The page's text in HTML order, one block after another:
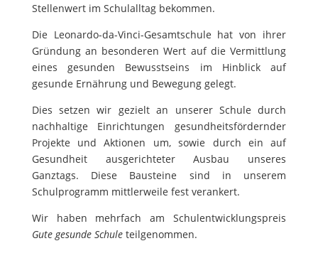
Stellenwert im Schulalltag bekommen.
Die Leonardo-da-Vinci-Gesamtschule hat von ihrer
Gründung an besonderen Wert auf die Vermittlung
eines gesunden Bewusstseins im Hinblick auf
gesunde Ernährung und Bewegung gelegt.
Dies setzen wir gezielt an unserer Schule durch
nachhaltige Einrichtungen gesundheitsfördernder
Projekte und Aktionen um, sowie durch ein auf
Gesundheit ausgerichteter Ausbau unseres
Ganztags. Diese Bausteine sind in unserem
Schulprogramm mittlerweile fest verankert.
Wir haben mehrfach am Schulentwicklungspreis
Gute gesunde Schuleteilgenommen.